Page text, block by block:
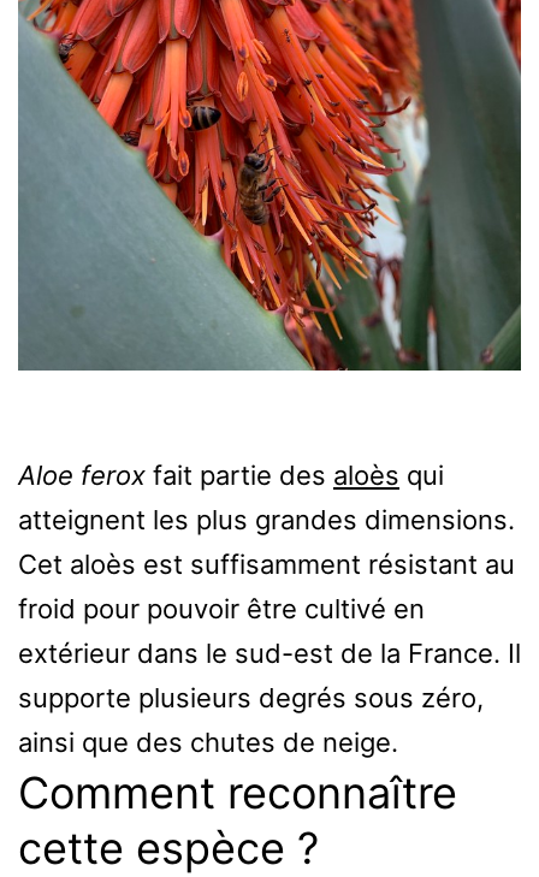
Aloe ferox fait partie des aloès qui
atteignent les plus grandes dimensions.
Cet aloès est suffisamment résistant au
froid pour pouvoir être cultivé en
extérieur dans le sud-est de la France. Il
supporte plusieurs degrés sous zéro,
ainsi que des chutes de neige.
Comment reconnaître
cette espèce ?